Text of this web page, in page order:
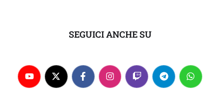
SEGUICI ANCHE SU